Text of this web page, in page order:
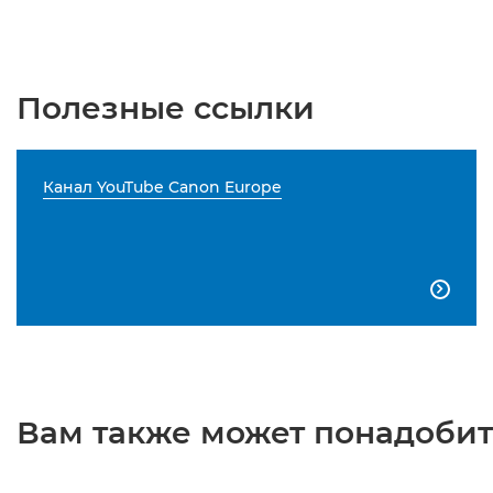
Полезные ссылки
Канал YouTube Canon Europe

Вам также может